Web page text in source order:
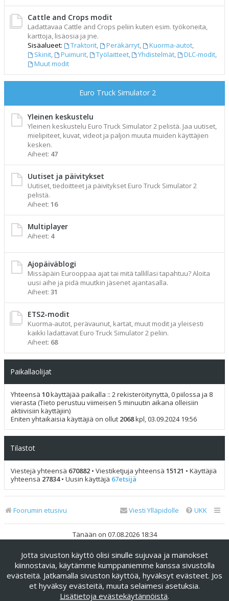
Cattle and Crops modit
Ladattavaa Cattle and Crops peliin kuten esim. työkoneita,
karttoja, lisäosia ja jne.
Sisäalueet:
Traktorit, Peräkärryt, Kuorma-autot,
Skinit, Puimurit, Työlaitteet, Yhdistelmät, DLC-modit,
Muut modit
Euro Truck Simulator 2
Yleinen keskustelu
Yleinen keskustelu Euro Truck Simulator 2 pelistä. Jaa uutiset,
mielipiteet, kuvat, videot ja paljon muuta muiden käyttäjien
kesken.
Aiheet: 47
Uutiset ja päivitykset
Uutiset, tiedoitteet ja päivitykset Euro Truck Simulator 2
pelistä.
Aiheet: 16
Multiplayer
Aiheet: 4
Ajopäiväblogi
Missäpäin Eurooppaa ajat tai mitä tallillasi tapahtuu? Aloita
uusi aihe ja pidä muutkin jäsenet ajantasalla.
Aiheet: 31
ETS2-modit
Kuorma-autot, perävaunut, kartat, muut modit ja yleisesti
kaikki ladattavat Euro Truck Simulator 2 peliin.
Aiheet: 68
Paikallaolijat
Yhteensä 10käyttäjää paikalla :: 2 rekisteröitynyttä, 0 piilossa ja 8
vierasta (Tieto perustuu viimeisen 5 minuutin aikana olleisiin
aktiivisiin käyttäjiin)
Eniten yhtaikaisia käyttäjiä on ollut 2068kpl, 03.09.2024 19:56
Tilastot
Viestejä yhteensä 670882 • Viestiketjuja yhteensä 15121 • Käyttäjiä
yhteensä 27834• Uusin käyttäjä 67etsijä
Foorumin etusivu UKK
Viesti Ylläpidolle
Tänään on 07.08.2026 18:34
Keskustelufoorumin ohjelmistophpBB® Forum Software ©
phpBB Limited
Käännös: phpBB Suomi (lurttinen, harritapio, Pettis)
phpBB Metro Theme byPixelGoose Studio
Jotta sivuston käyttö olisi sinulle sujuvaa ja mainokset
kiinnostavia, käytämme kumppaniemme kanssa sivustolla
evästeitä. Jatkamalla sivuston käyttöä, hyväksyt evästeet. Jos
et hyväksy evästeitä, muuta selaimesi asetuksia.
Lisätietoja evästekäytännöistä.